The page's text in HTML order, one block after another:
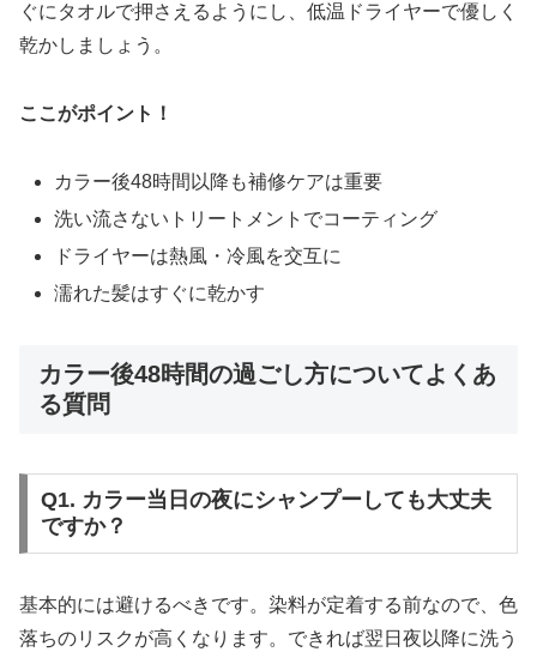
ぐにタオルで押さえるようにし、低温ドライヤーで優しく
乾かしましょう。
ここがポイント！
カラー後48時間以降も補修ケアは重要
洗い流さないトリートメントでコーティング
ドライヤーは熱風・冷風を交互に
濡れた髪はすぐに乾かす
カラー後48時間の過ごし方についてよくあ
る質問
Q1. カラー当日の夜にシャンプーしても大丈夫
ですか？
基本的には避けるべきです。染料が定着する前なので、色
落ちのリスクが高くなります。できれば翌日夜以降に洗う